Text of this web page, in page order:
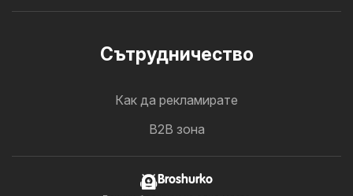
Cътрудничество
Как да рекламирате
B2B зона
Broshurko